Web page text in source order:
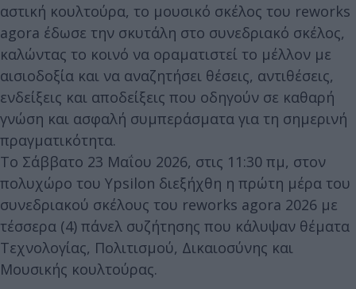
αστική κουλτούρα, το μουσικό σκέλος του reworks
agora έδωσε την σκυτάλη στο συνεδριακό σκέλος,
καλώντας το κοινό να οραματιστεί το μέλλον με
αισιοδοξία και να αναζητήσει θέσεις, αντιθέσεις,
ενδείξεις και αποδείξεις που οδηγούν σε καθαρή
γνώση και ασφαλή συμπεράσματα για τη σημερινή
πραγματικότητα.
Το Σάββατο 23 Μαΐου 2026, στις 11:30 πμ, στον
πολυχώρο του Ypsilon διεξήχθη η πρώτη μέρα του
συνεδριακού σκέλους του reworks agora 2026 με
τέσσερα (4) πάνελ συζήτησης που κάλυψαν θέματα
Τεχνολογίας, Πολιτισμού, Δικαιοσύνης και
Μουσικής κουλτούρας.